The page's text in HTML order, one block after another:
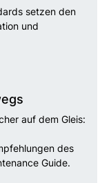
setzen den
und
auf dem Gleis:
des
Guide.